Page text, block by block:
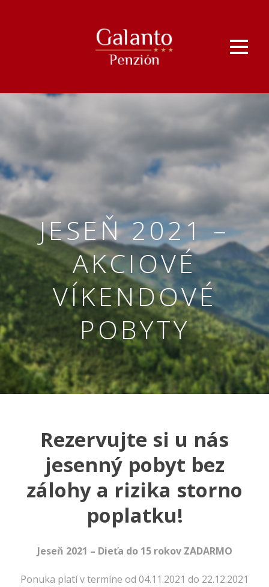
JESEŇ 2021 –
AKCIOVÉ
VÍKENDOVÉ
POBYTY
Rezervujte si u nás
jesenný pobyt bez
zálohy a rizika storno
poplatku!
Jeseň 2021 – Dieťa do 15 rokov ZADARMO
Ponuka platí v termíne od 04.11.2021 do 22.12.2021
Nevyhnutné
Tieto cookies
nevyhnutné
pre správne
fungovanie
prihlásenie,
nastavenia